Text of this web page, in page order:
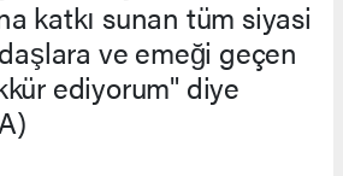
katkı sunan tüm siyasi
ve emeği geçen
ediyorum" diye